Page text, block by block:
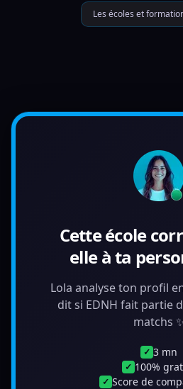
Les écoles et
Cette école
elle à ta
Lola analyse ton profil
dit si EDNH fait partie
matchs
✓ 3 mn
✓ 100%
✓ Score de